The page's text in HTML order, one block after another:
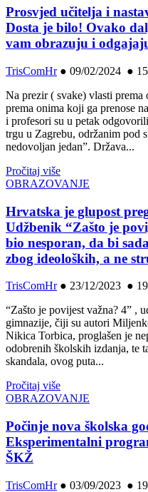
Prosvjed učitelja i
Dosta je bilo! Ovako
vam obrazuju i
TrisComHr● 09/02/2024 ●
Na prezir ( svake) vlasti prema
prema onima koji ga prenose
i profesori su u petak
trgu u Zagrebu, održanim pod
nedovoljan jedan”. Država...
Pročitaj više
OBRAZOVANJE
Hrvatska je glupost
Udžbenik “Zašto je
bio nesporan, da bi
zbog ideoloških, a ne
TrisComHr● 23/12/2023 ●
“Zašto je povijest važna? 4” ,
gimnazije, čiji su autori
Nikica Torbica, proglašen je
odobrenih školskih izdanja, te
skandala, ovog puta...
Pročitaj više
OBRAZOVANJE
Počinje nova školska
Eksperimentalni
ŠKŽ
TrisComHr● 03/09/2023 ●